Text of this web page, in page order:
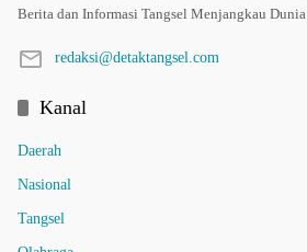
Berita dan Informasi Tangsel Menjangkau Dunia
redaksi@detaktangsel.com
Kanal
Daerah
Nasional
Tangsel